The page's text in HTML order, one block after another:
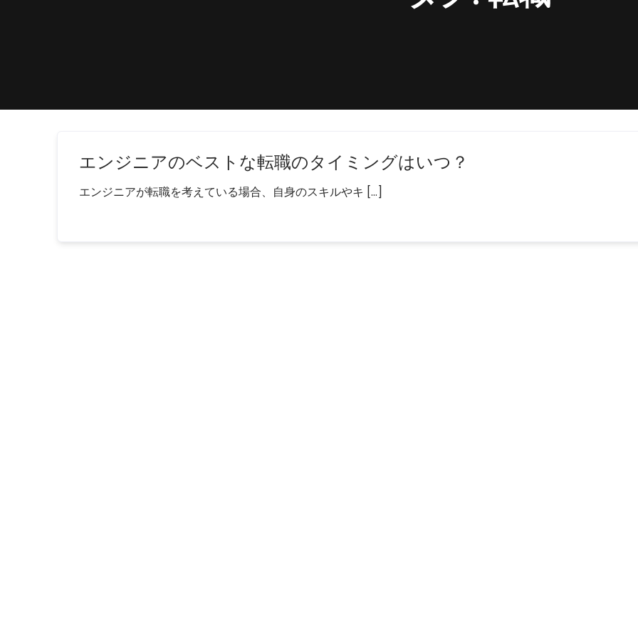
エンジニアのベストな転職のタイミングはいつ？
エンジニアが転職を考えている場合、自身のスキルやキ […]